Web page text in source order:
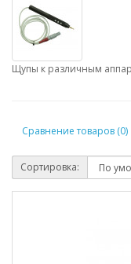
Щупы к различным
Сравнение товаров (0)
Сортировка: